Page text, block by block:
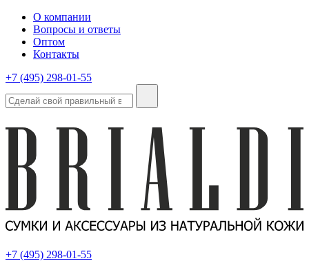
О компании
Вопросы и ответы
Оптом
Контакты
+7 (495) 298-01-55
+7 (495) 298-01-55